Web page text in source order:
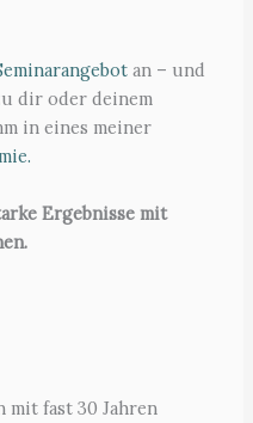
an – und
dir oder deinem
in eines meiner
Ergebnisse mit
fast 30 Jahren